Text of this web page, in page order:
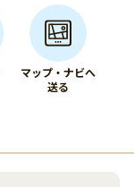
マップ・ナビへ
送る